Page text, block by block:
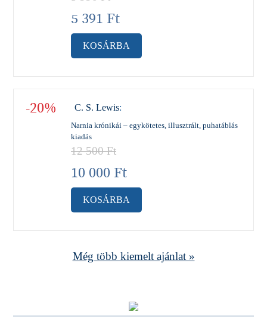
5 391 Ft
KOSÁRBA
-20% C. S. Lewis:
Narnia krónikái – egykötetes, illusztrált, puhatáblás
kiadás
12 500Ft
10 000 Ft
KOSÁRBA
Még több kiemelt ajánlat »